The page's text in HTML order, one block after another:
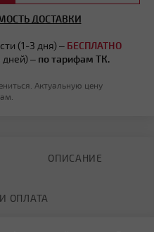
ДОСТАВКИ
(1-3 дня) – БЕСПЛАТНО
дней) – по тарифам ТК.
Актуальную цену
ОПИСАНИЕ
ОПЛАТА